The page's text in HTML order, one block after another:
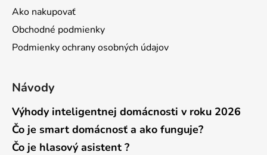
Ako nakupovať
Obchodné podmienky
Podmienky ochrany osobných údajov
Návody
Výhody inteligentnej domácnosti v roku 2026
Čo je smart domácnosť a ako funguje?
Čo je hlasový asistent ?